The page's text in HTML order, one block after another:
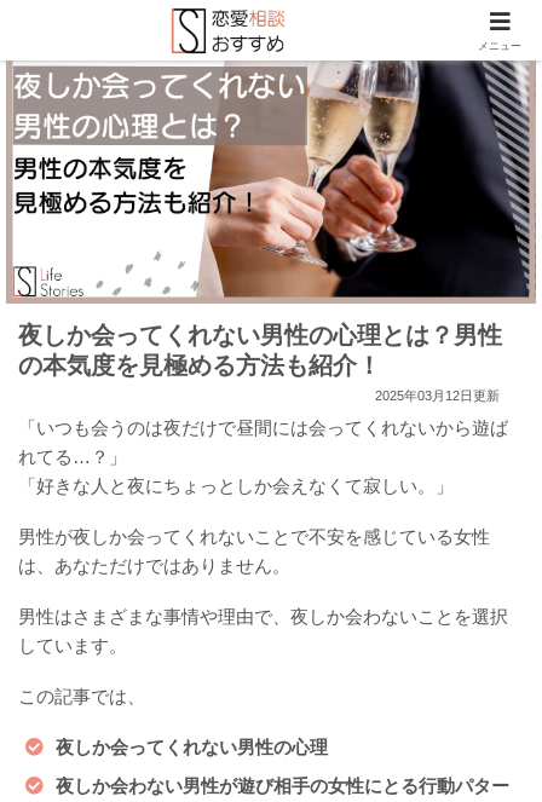
夜しか会ってくれない男性の心理とは？男性
の本気度を見極める方法も紹介！
2025年03月12日更新
「いつも会うのは夜だけで昼間には会ってくれないから遊ば
れてる…？」
「好きな人と夜にちょっとしか会えなくて寂しい。」
男性が夜しか会ってくれないことで不安を感じている女性
は、あなただけではありません。
男性はさまざまな事情や理由で、夜しか会わないことを選択
しています。
この記事では、
夜しか会ってくれない男性の心理
夜しか会わない男性が遊び相手の女性にとる行動パター
メニュー